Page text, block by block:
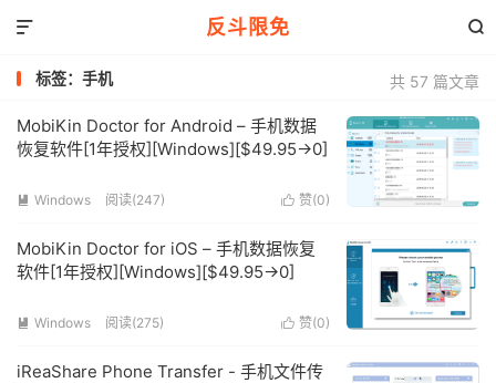
反斗限免 

共 57 篇文章
标签：手机
MobiKin Doctor for Android – 手机数据
恢复软件[1年授权][Windows][$49.95→0]
 赞(0)
 Windows 阅读(247)
MobiKin Doctor for iOS – 手机数据恢复
软件[1年授权][Windows][$49.95→0]
 赞(0)
 Windows 阅读(275)
iReaShare Phone Transfer - 手机文件传